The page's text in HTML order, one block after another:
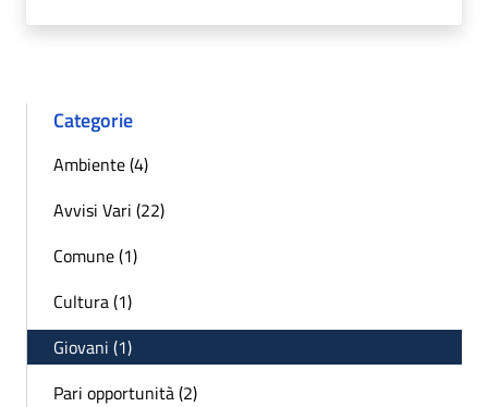
Categorie
Ambiente (4)
Avvisi Vari (22)
Comune (1)
Cultura (1)
Giovani (1)
Pari opportunità (2)